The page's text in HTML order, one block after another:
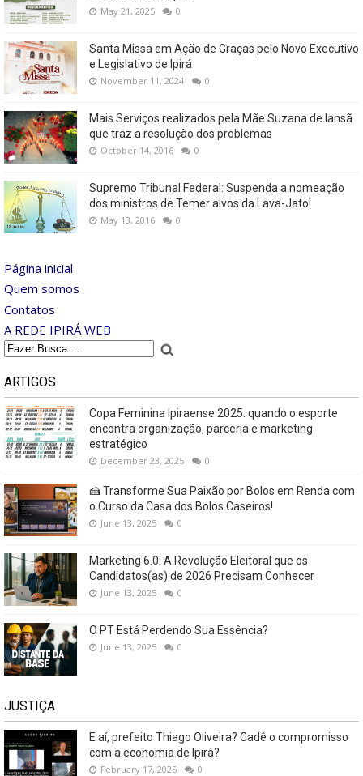
May 21, 2025 0
Santa Missa em Ação de Graças pelo Novo Executivo
e Legislativo de Ipirá
November 11, 2024 0
Mais Serviços realizados pela Mãe Suzana de Iansã
que traz a resolução dos problemas
October 14, 2016 0
Supremo Tribunal Federal: Suspenda a nomeação
dos ministros de Temer alvos da Lava-Jato!
May 13, 2016 0
Página inicial
Quem somos
Contatos
A REDE IPIRÁ WEB
ARTIGOS
Copa Feminina Ipiraense 2025: quando o esporte
encontra organização, parceria e marketing
estratégico
December 23, 2025 0
🍰 Transforme Sua Paixão por Bolos em Renda com
o Curso da Casa dos Bolos Caseiros!
June 13, 2025 0
Marketing 6.0: A Revolução Eleitoral que os
Candidatos(as) de 2026 Precisam Conhecer
June 13, 2025 0
O PT Está Perdendo Sua Essência?
June 13, 2025 0
JUSTIÇA
E aí, prefeito Thiago Oliveira? Cadê o compromisso
com a economia de Ipirá?
February 17, 2025 0